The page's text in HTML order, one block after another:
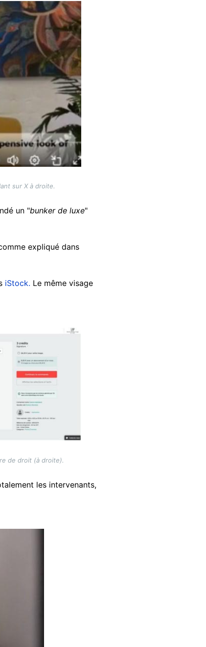
sur X à droite.
un "bunker de luxe"
expliqué dans
iStock. Le même visage
de droit (à droite).
les intervenants,